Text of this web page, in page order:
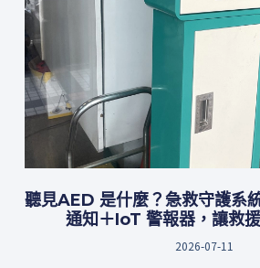
聽見AED 是什麼？急救守護系
通知＋IoT 警報器，讓救
2026-07-11